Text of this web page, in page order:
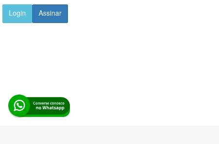
Login
Assinar